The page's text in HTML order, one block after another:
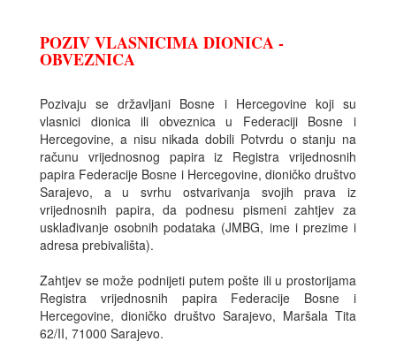
POZIV VLASNICIMA DIONICA -
OBVEZNICA
Pozivaju se državljani Bosne i Hercegovine koji su
vlasnici dionica ili obveznica u Federaciji Bosne i
Hercegovine, a nisu nikada dobili Potvrdu o stanju na
računu vrijednosnog papira iz Registra vrijednosnih
papira Federacije Bosne i Hercegovine, dioničko društvo
Sarajevo, a u svrhu ostvarivanja svojih prava iz
vrijednosnih papira, da podnesu pismeni zahtjev za
usklađivanje osobnih podataka (JMBG, ime i prezime i
adresa prebivališta).
Zahtjev se može podnijeti putem pošte ili u prostorijama
Registra vrijednosnih papira Federacije Bosne i
Hercegovine, dioničko društvo Sarajevo, Maršala Tita
62/II, 71000 Sarajevo.